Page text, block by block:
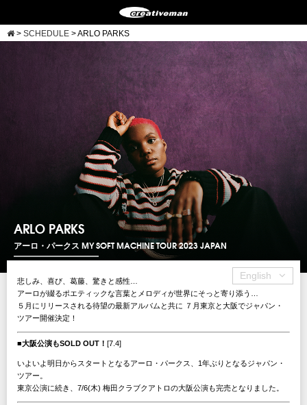
> SCHEDULE >ARLO PARKS
ARLO PARKS
アーロ・パークス MY SOFT MACHINE TOUR 2023 JAPAN
English
悲しみ、喜び、葛藤、驚きと感性…
アーロが綴るポエティックな言葉とメロディが世界にそっと寄り添う…
５月にリリースされる待望の最新アルバムと共に ７月東京と大阪でジャパン・
ツアー開催決定！
■大阪公演もSOLD OUT！ [7.4]
いよいよ明日からスタートとなるアーロ・パークス、1年ぶりとなるジャパン・
ツアー。
東京公演に続き、7/6(木) 梅田クラブクアトロの大阪公演も完売となりました。